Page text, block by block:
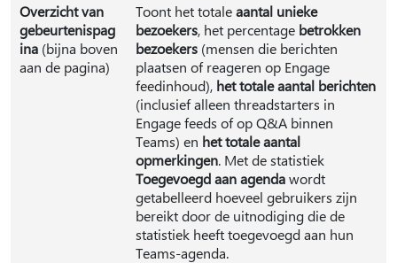
Overzicht van
gebeurtenispag
ina (bijna boven
aan de pagina)
Toont het totaleaantal unieke
bezoekers, het percentage betrokken
bezoekers (mensen die berichten
plaatsen of reageren op Engage
feedinhoud), het totale aantal berichten
(inclusief alleen threadstarters in
Engage feeds of op Q&A binnen
Teams) en het totale aantal
opmerkingen. Met de statistiek
Toegevoegd aan agendawordt
getabelleerd hoeveel gebruikers zijn
bereikt door de uitnodiging die de
statistiek heeft toegevoegd aan hun
Teams-agenda.